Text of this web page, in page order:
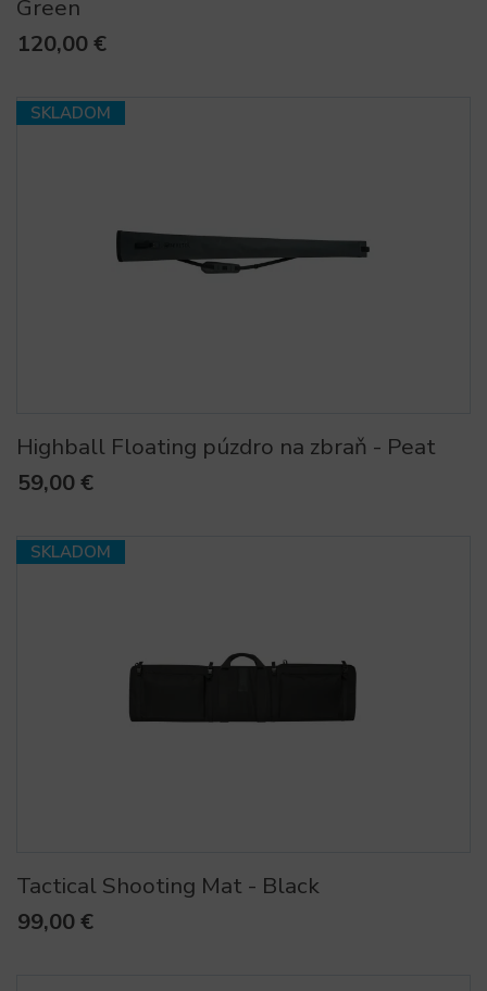
Green
120,00 €
SKLADOM
Highball Floating púzdro na zbraň - Peat
59,00 €
SKLADOM
Tactical Shooting Mat - Black
99,00 €